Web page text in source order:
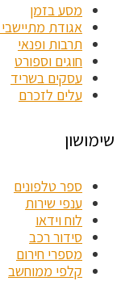
מסע בזמן
אגודת
תרבות ופנאי
חוגים וספורט
עסקים בשריד
עלים לזכרם
שימושון
ספר טלפונים
ענפי שירות
לוח וידאו
סידור רכב
מספרי חירום
קלפי ממוחשב